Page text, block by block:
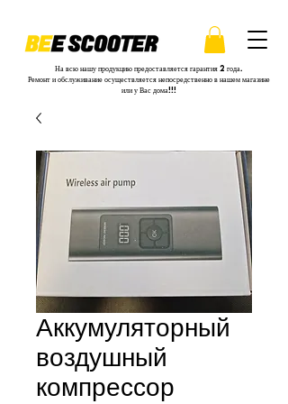
На всю нашу продукцию предоставляется гарантия 2 года.
Ремонт и обслуживание осуществляется непосредственно в нашем магазине
или у Вас дома!!!
Аккумуляторный
воздушный
компрессор